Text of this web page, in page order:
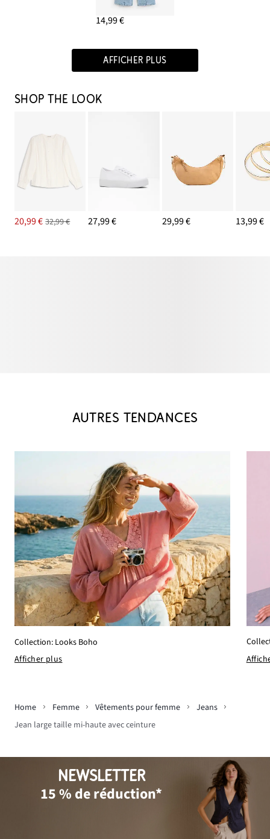
14,99 €
AFFICHER PLUS
SHOP THE LOOK
20,99 € 32,99 € 27,99 € 29,99 € 13,99 €
AUTRES TENDANCES
Collection: Looks Boho
Afficher plus
Home Femme Vêtements pour femme
Jeans
Jean large taille mi-haute avec ceinture
NEWSLETTER
15 % de réduction*